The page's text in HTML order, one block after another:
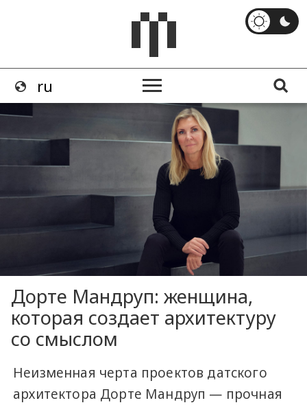
Дорте Мандруп: женщина,
которая создает архитектуру
со смыслом
Неизменная черта проектов датского
архитектора Дорте Мандруп — прочная